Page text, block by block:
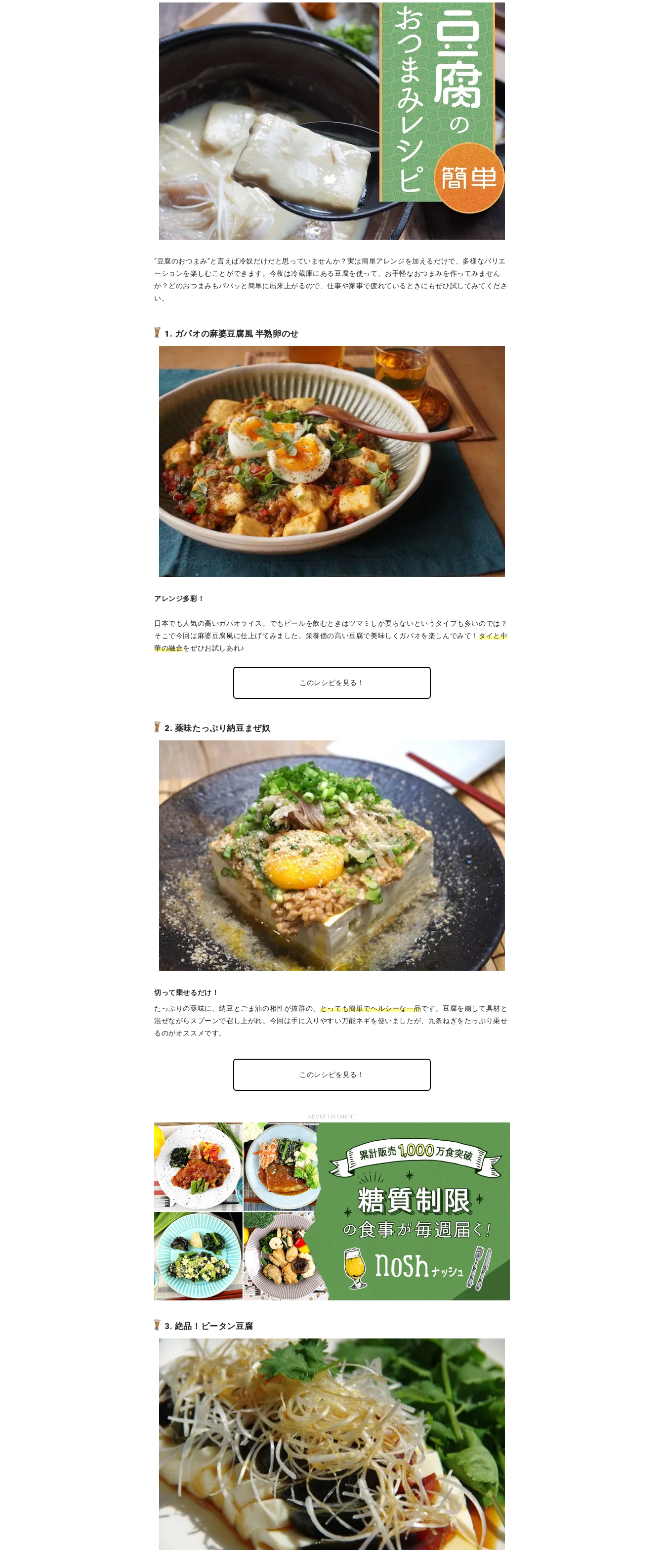
“豆腐のおつまみ”と言えば冷奴だけだと思っていませんか？実は簡単アレンジを加えるだけで、多様なバリエ
ーションを楽しむことができます。今夜は冷蔵庫にある豆腐を使って、お手軽なおつまみを作ってみません
か？どのおつまみもパパッと簡単に出来上がるので、仕事や家事で疲れているときにもぜひ試してみてくださ
い。
1. ガパオの麻婆豆腐風 半熟卵のせ
アレンジ多彩！
日本でも人気の高いガパオライス。でもビールを飲むときはツマミしか要らないというタイプも多いのでは？
そこで今回は麻婆豆腐風に仕上げてみました。栄養価の高い豆腐で美味しくガパオを楽しんでみて！ タイと中
華の融合をぜひお試しあれ♪
このレシピを見る！
2. 薬味たっぷり納豆まぜ奴
切って乗せるだけ！
たっぷりの薬味に、納豆とごま油の相性が抜群の、 とっても簡単でヘルシーな一品です。豆腐を崩して具材と
混ぜながらスプーンで召し上がれ。今回は手に入りやすい万能ネギを使いましたが、九条ねぎをたっぷり乗せ
るのがオススメです。
このレシピを見る！
ADVERTISEMENT
3. 絶品！ピータン豆腐